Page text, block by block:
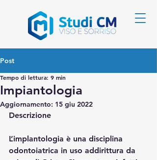
Post
Impiantologia
Tempo di lettura: 9 min
Aggiornamento: 15 giu 2022
Descrizione
L’implantologia è una disciplina
odontoiatrica in uso addirittura da